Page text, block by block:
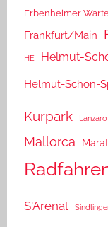
Erbenheimer
Frankfurt/Main
HE Helmut-
Helmut-Schön-
Kurpark
Mallorca
S'Arenal